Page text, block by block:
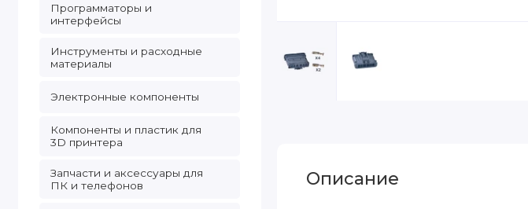
Программаторы и
интерфейсы
Инструменты и расходные
материалы
Электронные компоненты
Компоненты и пластик для
3D принтера
Запчасти и аксессуары для
ПК и телефонов
Описание